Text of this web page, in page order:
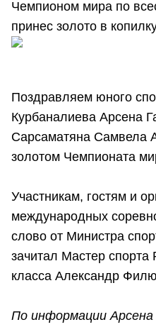
Чемпионом мира по
принес золото в
Поздравляем юного
Курбаналиева Арсена
Сарсаматяна Самвела
золотом Чемпионата
Участникам, гостям и
международных
слово от Министра
зачитал Мастер
класса Александр
По информации Арсена